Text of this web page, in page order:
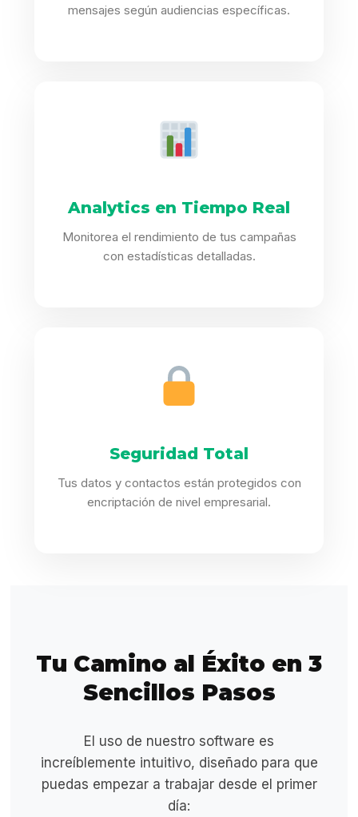
mensajes según audiencias específicas.
Analytics en Tiempo Real
Monitorea el rendimiento de tus campañas
con estadísticas detalladas.
Seguridad Total
Tus datos y contactos están protegidos con
encriptación de nivel empresarial.
Tu Camino al Éxito en 3
Sencillos Pasos
El uso de nuestro software es
increíblemente intuitivo, diseñado para que
puedas empezar a trabajar desde el primer
día: